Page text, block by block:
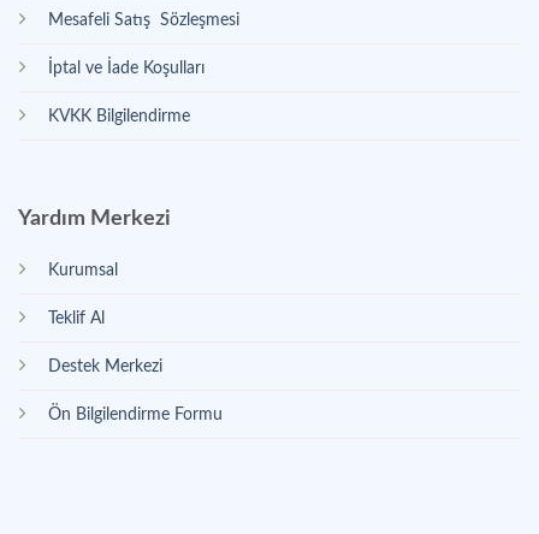
Mesafeli Satış Sözleşmesi
İptal ve İade Koşulları
KVKK Bilgilendirme
Yardım Merkezi
Kurumsal
Teklif Al
Destek Merkezi
Ön Bilgilendirme Formu